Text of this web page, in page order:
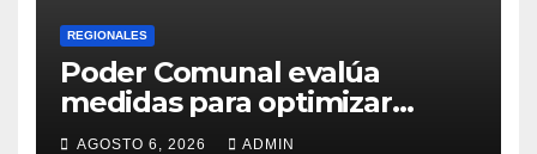
REGIONALES
Poder Comunal evalúa
medidas para optimizar
servicio de agua
AGOSTO 6, 2026 ADMIN